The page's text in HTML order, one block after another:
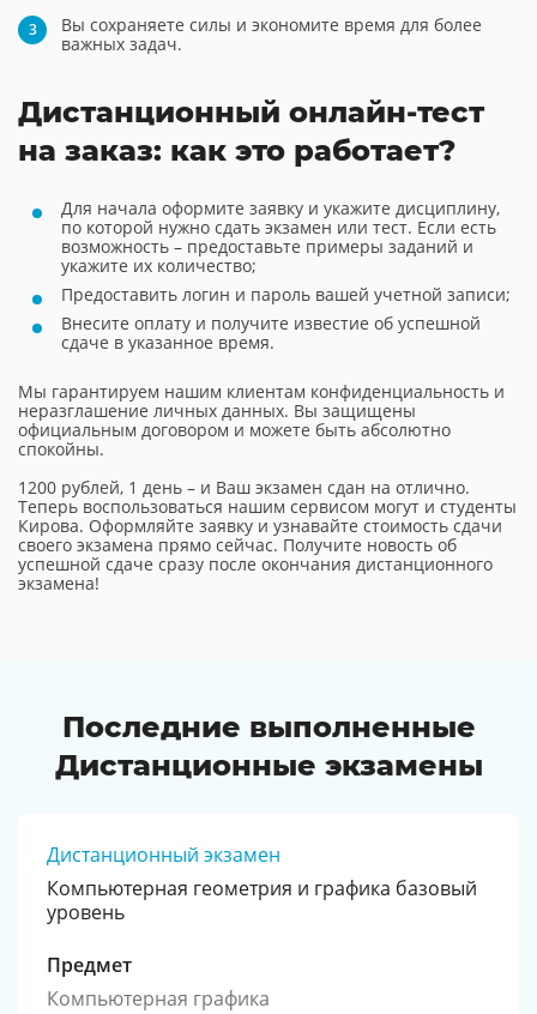
Вы сохраняете силы и экономите время для более
важных задач.
Дистанционный онлайн-тест
на заказ: как это работает?
Для начала оформите заявку и укажите дисциплину,
по которой нужно сдать экзамен или тест. Если есть
возможность – предоставьте примеры заданий и
укажите их количество;
Предоставить логин и пароль вашей учетной записи;
Внесите оплату и получите известие об успешной
сдаче в указанное время.
Мы гарантируем нашим клиентам конфиденциальность и
неразглашение личных данных. Вы защищены
официальным договором и можете быть абсолютно
спокойны.
1200 рублей, 1 день – и Ваш экзамен сдан на отлично.
Теперь воспользоваться нашим сервисом могут и студенты
Кирова. Оформляйте заявку и узнавайте стоимость сдачи
своего экзамена прямо сейчас. Получите новость об
успешной сдаче сразу после окончания дистанционного
экзамена!
Последние выполненные
Дистанционные экзамены
Дистанционный экзамен
Компьютерная геометрия и графика базовый
уровень
Предмет
Компьютерная графика